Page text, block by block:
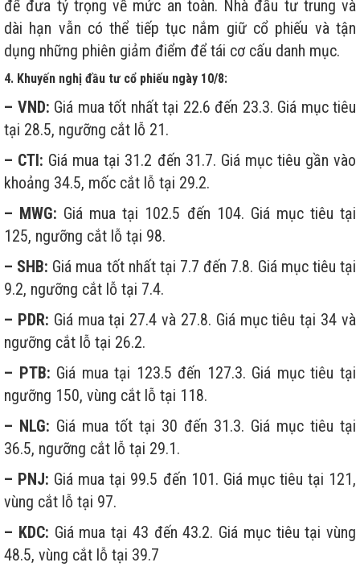
để đưa tỷ trọng về mức an toàn. Nhà đầu tư trung và
dài hạn vẫn có thể tiếp tục nắm giữ cổ phiếu và tận
dụng những phiên giảm điểm để tái cơ cấu danh mục.
4. Khuyến nghị đầu tư cổ phiếu ngày 10/8:
– VND: Giá mua tốt nhất tại 22.6 đến 23.3. Giá mục tiêu
tại 28.5, ngưỡng cắt lỗ 21.
– CTI: Giá mua tại 31.2 đến 31.7. Giá mục tiêu gần vào
khoảng 34.5, mốc cắt lỗ tại 29.2.
– MWG: Giá mua tại 102.5 đến 104. Giá mục tiêu tại
125, ngưỡng cắt lỗ tại 98.
– SHB: Giá mua tốt nhất tại 7.7 đến 7.8. Giá mục tiêu tại
9.2, ngưỡng cắt lỗ tại 7.4.
– PDR: Giá mua tại 27.4 và 27.8. Giá mục tiêu tại 34 và
ngưỡng cắt lỗ tại 26.2.
– PTB: Giá mua tại 123.5 đến 127.3. Giá mục tiêu tại
ngưỡng 150, vùng cắt lỗ tại 118.
– NLG: Giá mua tốt tại 30 đến 31.3. Giá mục tiêu tại
36.5, ngưỡng cắt lỗ tại 29.1.
– PNJ: Giá mua tại 99.5 đến 101. Giá mục tiêu tại 121,
vùng cắt lỗ tại 97.
– KDC: Giá mua tại 43 đến 43.2. Giá mục tiêu tại vùng
48.5, vùng cắt lỗ tại 39.7